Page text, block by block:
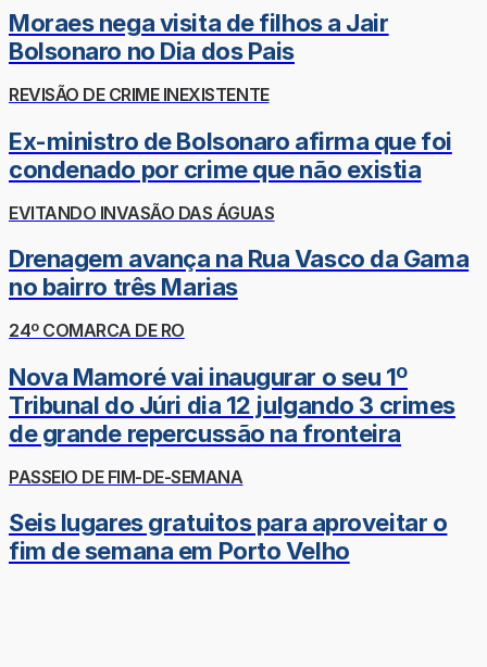
Moraes nega visita de filhos a Jair
Bolsonaro no Dia dos Pais
REVISÃO DE CRIME INEXISTENTE
Ex-ministro de Bolsonaro afirma que foi
condenado por crime que não existia
EVITANDO INVASÃO DAS ÁGUAS
Drenagem avança na Rua Vasco da Gama
no bairro três Marias
24º COMARCA DE RO
Nova Mamoré vai inaugurar o seu 1º
Tribunal do Júri dia 12 julgando 3 crimes
de grande repercussão na fronteira
PASSEIO DE FIM-DE-SEMANA
Seis lugares gratuitos para aproveitar o
fim de semana em Porto Velho